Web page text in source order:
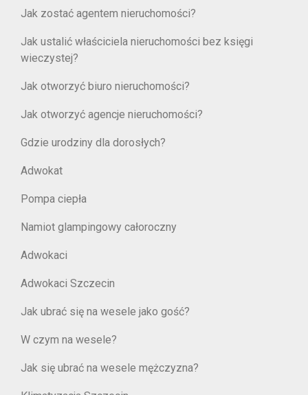
Jak zostać agentem nieruchomości?
Jak ustalić właściciela nieruchomości bez księgi
wieczystej?
Jak otworzyć biuro nieruchomości?
Jak otworzyć agencje nieruchomości?
Gdzie urodziny dla dorosłych?
Adwokat
Pompa ciepła
Namiot glampingowy całoroczny
Adwokaci
Adwokaci Szczecin
Jak ubrać się na wesele jako gość?
W czym na wesele?
Jak się ubrać na wesele mężczyzna?